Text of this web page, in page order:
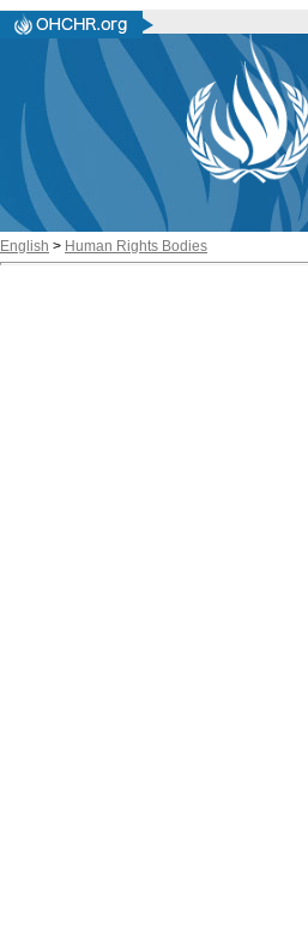
English > Human Rights Bodies